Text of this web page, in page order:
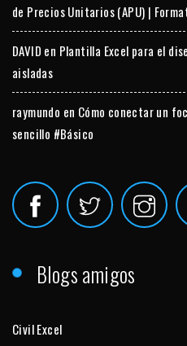
de Precios Unitarios (APU) |
DAVID en Plantilla Excel para el
aisladas
raymundo en Cómo conectar un
sencillo #Básico
Blogs amigos
Civil Excel